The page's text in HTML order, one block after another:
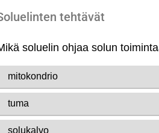
tehtävät